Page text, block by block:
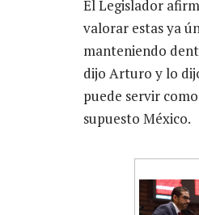
El Legislador
valorar estas ya
manteniendo
dijo Arturo y lo
puede servir
supuesto México.